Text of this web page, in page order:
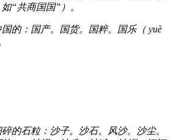
“共商国国”）。
国的：国产。国货。国粹。国乐（ yuè
碎的石粒：沙子。沙石。风沙。沙尘。